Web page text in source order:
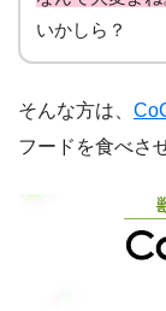
いかしら？
そんな方は、
フードを食べさ